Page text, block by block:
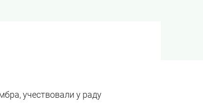
учествовали у раду